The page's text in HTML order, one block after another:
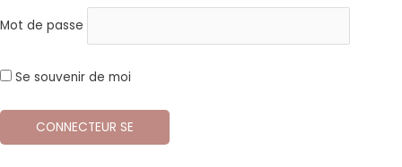
Mot de passe
Se souvenir de moi